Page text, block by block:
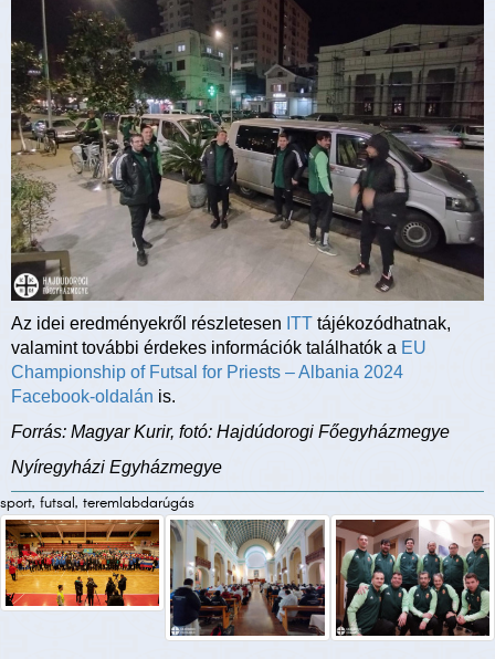
Az idei eredményekről részletesen ITT tájékozódhatnak,
valamint további érdekes információk találhatók a EU
Championship of Futsal for Priests – Albania 2024
Facebook-oldalán is.
Forrás: Magyar Kurir, fotó: Hajdúdorogi Főegyházmegye
Nyíregyházi Egyházmegye
sport, futsal, teremlabdarúgás